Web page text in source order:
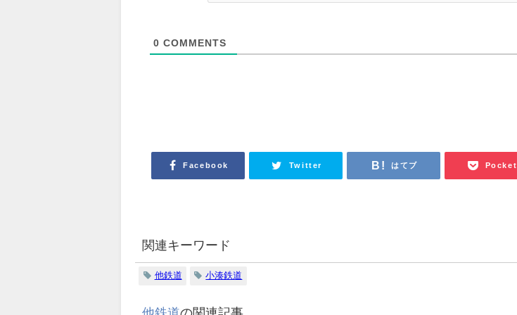
0 COMMENTS
Facebook Twitter はてブ Pocket
関連キーワード
他鉄道 小湊鉄道